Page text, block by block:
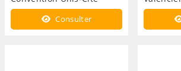
Consulter